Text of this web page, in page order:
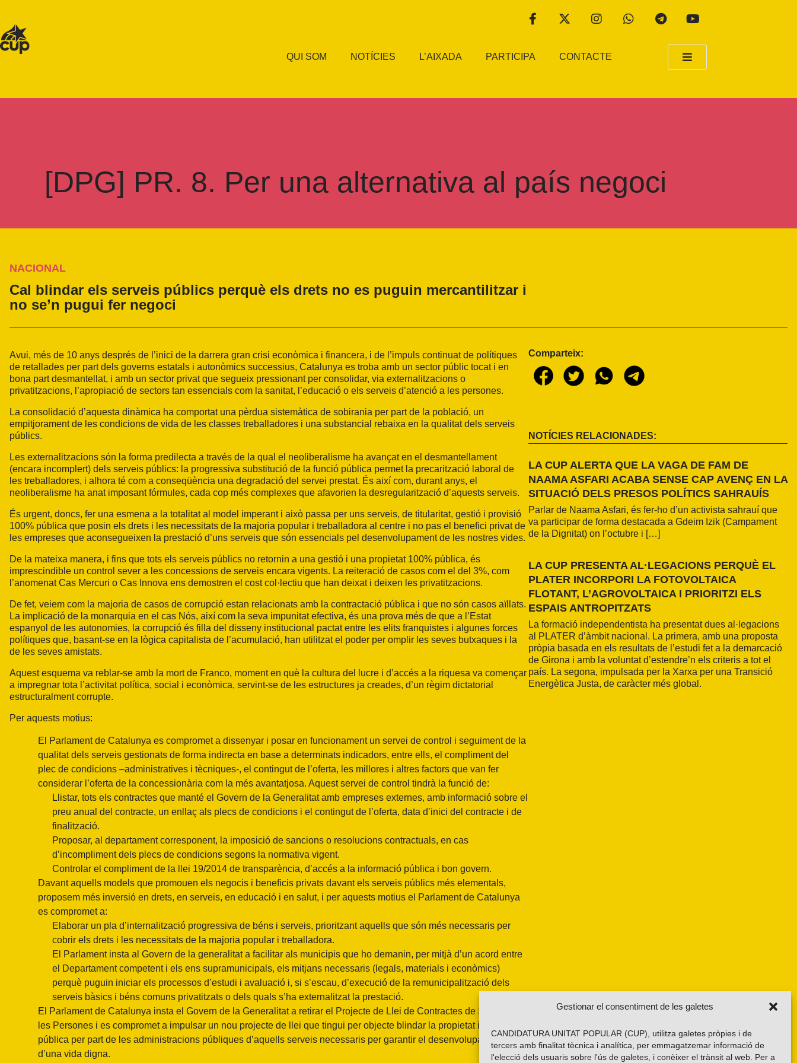
Gestionar el consentiment de les galetes
CANDIDATURA UNITAT POPULAR (CUP), utilitza galetes pròpies i de
tercers amb finalitat tècnica i analítica, per emmagatzemar informació de
l'elecció dels usuaris sobre l'ús de galetes, i conèixer el trànsit al web. Per a
QUI SOM NOTÍCIES L’AIXADA PARTICIPA CONTACTE
[DPG] PR. 8. Per una alternativa al país negoci
NACIONAL
Cal blindar els serveis públics perquè els drets no es puguin mercantilitzar i
no se’n pugui fer negoci
Avui, més de 10 anys després de l’inici de la darrera gran crisi econòmica i financera, i de l’impuls continuat de polítiques
de retallades per part dels governs estatals i autonòmics successius, Catalunya es troba amb un sector públic tocat i en
bona part desmantellat, i amb un sector privat que segueix pressionant per consolidar, via externalitzacions o
privatitzacions, l’apropiació de sectors tan essencials com la sanitat, l’educació o els serveis d’atenció a les persones.
La consolidació d’aquesta dinàmica ha comportat una pèrdua sistemàtica de sobirania per part de la població, un
empitjorament de les condicions de vida de les classes treballadores i una substancial rebaixa en la qualitat dels serveis
públics.
Les externalitzacions són la forma predilecta a través de la qual el neoliberalisme ha avançat en el desmantellament
(encara incomplert) dels serveis públics: la progressiva substitució de la funció pública permet la precarització laboral de
les treballadores, i alhora té com a conseqüència una degradació del servei prestat. És així com, durant anys, el
neoliberalisme ha anat imposant fórmules, cada cop més complexes que afavorien la desregularització d’aquests serveis.
És urgent, doncs, fer una esmena a la totalitat al model imperant i això passa per uns serveis, de titularitat, gestió i provisió
100% pública que posin els drets i les necessitats de la majoria popular i treballadora al centre i no pas el benefici privat de
les empreses que aconsegueixen la prestació d’uns serveis que són essencials pel desenvolupament de les nostres vides.
De la mateixa manera, i fins que tots els serveis públics no retornin a una gestió i una propietat 100% pública, és
imprescindible un control sever a les concessions de serveis encara vigents. La reiteració de casos com el del 3%, com
l’anomenat Cas Mercuri o Cas Innova ens demostren el cost col·lectiu que han deixat i deixen les privatitzacions.
De fet, veiem com la majoria de casos de corrupció estan relacionats amb la contractació pública i que no són casos aïllats.
La implicació de la monarquia en el cas Nós, així com la seva impunitat efectiva, és una prova més de que a l’Estat
espanyol de les autonomies, la corrupció és filla del disseny institucional pactat entre les elits franquistes i algunes forces
polítiques que, basant-se en la lògica capitalista de l’acumulació, han utilitzat el poder per omplir les seves butxaques i la
de les seves amistats.
Aquest esquema va reblar-se amb la mort de Franco, moment en què la cultura del lucre i d’accés a la riquesa va començar
a impregnar tota l’activitat política, social i econòmica, servint-se de les estructures ja creades, d’un règim dictatorial
estructuralment corrupte.
Per aquests motius:
El Parlament de Catalunya es compromet a dissenyar i posar en funcionament un servei de control i seguiment de la
qualitat dels serveis gestionats de forma indirecta en base a determinats indicadors, entre ells, el compliment del
plec de condicions –administratives i tècniques-, el contingut de l’oferta, les millores i altres factors que van fer
considerar l’oferta de la concessionària com la més avantatjosa. Aquest servei de control tindrà la funció de:
Llistar, tots els contractes que manté el Govern de la Generalitat amb empreses externes, amb informació sobre el
preu anual del contracte, un enllaç als plecs de condicions i el contingut de l’oferta, data d’inici del contracte i de
finalització.
Proposar, al departament corresponent, la imposició de sancions o resolucions contractuals, en cas
d’incompliment dels plecs de condicions segons la normativa vigent.
Controlar el compliment de la llei 19/2014 de transparència, d’accés a la informació pública i bon govern.
Davant aquells models que promouen els negocis i beneficis privats davant els serveis públics més elementals,
proposem més inversió en drets, en serveis, en educació i en salut, i per aquests motius el Parlament de Catalunya
es compromet a:
Elaborar un pla d’internalització progressiva de béns i serveis, prioritzant aquells que són més necessaris per
cobrir els drets i les necessitats de la majoria popular i treballadora.
El Parlament insta al Govern de la generalitat a facilitar als municipis que ho demanin, per mitjà d’un acord entre
el Departament competent i els ens supramunicipals, els mitjans necessaris (legals, materials i econòmics)
perquè puguin iniciar els processos d’estudi i avaluació i, si s’escau, d’execució de la remunicipalització dels
serveis bàsics i béns comuns privatitzats o dels quals s’ha externalitzat la prestació.
El Parlament de Catalunya insta el Govern de la Generalitat a retirar el Projecte de Llei de Contractes de Serveis a
les Persones i es compromet a impulsar un nou projecte de llei que tingui per objecte blindar la propietat i la gestió
pública per part de les administracions públiques d’aquells serveis necessaris per garantir el desenvolupament
d’una vida digna.
Comparteix:
NOTÍCIES RELACIONADES:
LA CUP ALERTA QUE LA VAGA DE FAM DE
NAAMA ASFARI ACABA SENSE CAP AVENÇ EN LA
SITUACIÓ DELS PRESOS POLÍTICS SAHRAUÍS
Parlar de Naama Asfari, és fer-ho d’un activista sahrauí que
va participar de forma destacada a Gdeim Izik (Campament
de la Dignitat) on l’octubre i […]
LA CUP PRESENTA AL·LEGACIONS PERQUÈ EL
PLATER INCORPORI LA FOTOVOLTAICA
FLOTANT, L’AGROVOLTAICA I PRIORITZI ELS
ESPAIS ANTROPITZATS
La formació independentista ha presentat dues al·legacions
al PLATER d’àmbit nacional. La primera, amb una proposta
pròpia basada en els resultats de l’estudi fet a la demarcació
de Girona i amb la voluntat d’estendre’n els criteris a tot el
país. La segona, impulsada per la Xarxa per una Transició
Energètica Justa, de caràcter més global.